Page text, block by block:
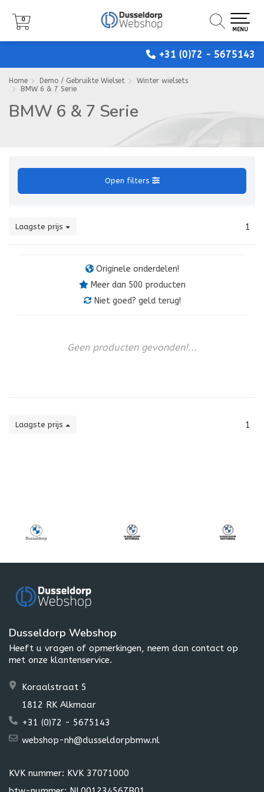
+31 (0)72 - 5675143
0
MENU
0
MENU
0
MENU
Home Demo / Gebruikte Wielset
Winter wielsets
BMW 6 & 7 Serie
BMW 6 & 7 Serie
Open filters
Laagste prijs 1
Originele onderdelen!
Meer dan 500 producten
Niet goed? geld terug!
Geen producten gevonden!...
Laagste prijs 1
Dusseldorp Webshop
Heeft u vragen of opmerkingen, neem dan contact op
met onze klantenservice.
Koraalstraat 5
1812 RK Alkmaar
+31 (0)72 - 5675143
webshop-nh@dusseldorpbmw.nl
KVK nummer: KVK 37071000